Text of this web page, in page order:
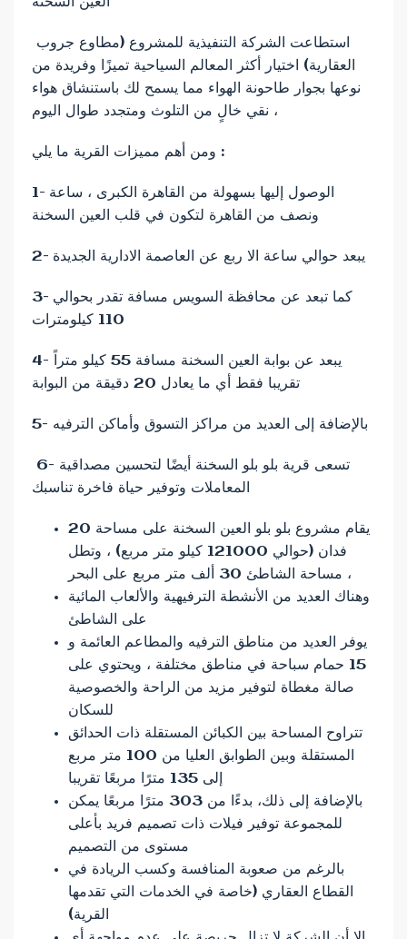
العقارية) اختيار أكثر المعالم السياحية تميزًا وفريدة من
نوعها بجوار طاحونة الهواء مما يسمح لك باستنشاق هواء
نقي خالٍ من التلوث ومتجدد طوال اليوم ،
ومن أهم مميزات القرية ما يلي :
1- الوصول إليها بسهولة من القاهرة الكبرى ، ساعة
2- يبعد حوالي ساعة الا ربع عن العاصمة الادارية الجديدة
3- كما تبعد عن محافظة السويس مسافة تقدر بحوالي
110 كيلومترات
4- يبعد عن بوابة العين السخنة مسافة 55 كيلو متراً
تقريبا فقط أي ما يعادل 20 دقيقة من البوابة
5- بالإضافة إلى العديد من مراكز التسوق وأماكن الترفيه
6- تسعى قرية بلو بلو السخنة أيضًا لتحسين مصداقية
المعاملات وتوفير حياة فاخرة تناسبك
يقام مشروع بلو بلو العين السخنة على مساحة 20
فدان (حوالي 121000 كيلو متر مربع) ، وتطل
مساحة الشاطئ 30 ألف متر مربع على البحر ،
وهناك العديد من الأنشطة الترفيهية والألعاب المائية
على الشاطئ
يوفر العديد من مناطق الترفيه والمطاعم العائمة و
15 حمام سباحة في مناطق مختلفة ، ويحتوي على
صالة مغطاة لتوفير مزيد من الراحة والخصوصية
للسكان
تتراوح المساحة بين الكبائن المستقلة ذات الحدائق
المستقلة وبين الطوابق العليا من 100 متر مربع
إلى 135 مترًا مربعًا تقريبا
بالإضافة إلى ذلك، بدءًا من 303 مترًا مربعًا يمكن
للمجموعة توفير فيلات ذات تصميم فريد بأعلى
مستوى من التصميم
بالرغم من صعوبة المنافسة وكسب الريادة في
القطاع العقاري (خاصة في الخدمات التي تقدمها
القرية)